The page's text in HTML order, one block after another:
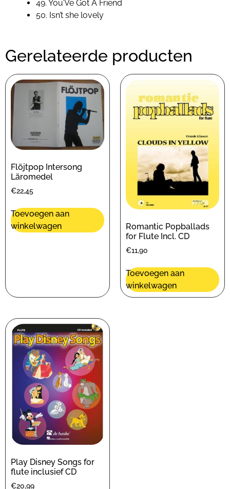
49. You’Ve Got A Friend
50. Isn’t she lovely
Gerelateerde producten
Flöjtpop Intersong
Läromedel
€22,45
Toevoegen aan
winkelwagen
Romantic Popballads
for Flute Incl. CD
€11,90
Toevoegen aan
winkelwagen
Play Disney Songs for
flute inclusief CD
€20,99